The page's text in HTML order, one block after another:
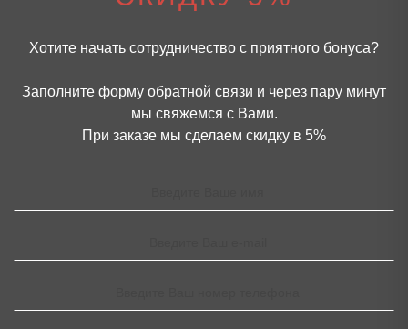
Хотите начать сотрудничество с приятного бонуса?
Заполните форму обратной связи и через пару минут
мы свяжемся с Вами.
При заказе мы сделаем скидку в 5%